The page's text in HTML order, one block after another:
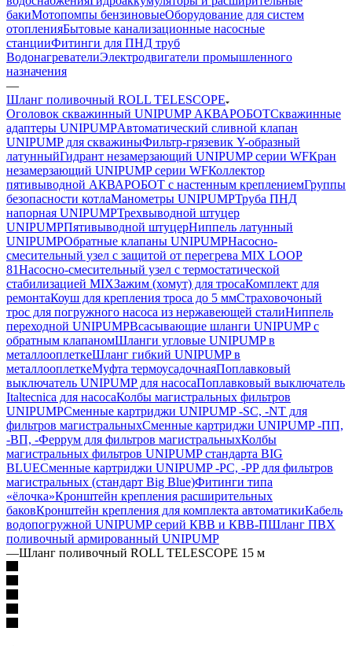
бакиМотопомпы бензиновыеОборудование для систем
отопленияБытовые канализационные насосные
станцииФитинги для ПНД труб
ВодонагревателиЭлектродвигатели промышленного
назначения
—
Шланг поливочный ROLL TELESCOPE
Оголовок скважинный UNIPUMP АКВАРОБОТСкважинные
адаптеры UNIPUMPАвтоматический сливной клапан
UNIPUMP для скважиныФильтр-грязевик Y-образный
латунныйГидрант незамерзающий UNIPUMP серии WFКран
незамерзающий UNIPUMP серии WFКоллектор
пятивыводной АКВАРОБОТ с настенным креплениемГруппы
безопасности котлаМанометры UNIPUMPТруба ПНД
напорная UNIPUMPТрехвыводной штуцер
UNIPUMPПятивыводной штуцерНиппель латунный
UNIPUMPОбратные клапаны UNIPUMPНасосно-
смесительный узел с защитой от перегрева MIX LOOP
81Насосно-смесительный узел с термостатической
стабилизацией MIXЗажим (хомут) для тросаКомплект для
ремонтаКоуш для крепления троса до 5 ммСтраховочоный
трос для погружного насоса из нержавеющей сталиНиппель
переходной UNIPUMPВсасывающие шланги UNIPUMP с
обратным клапаномШланги угловые UNIPUMP в
металлооплеткеШланг гибкий UNIPUMP в
металлооплеткеМуфта термоусадочнаяПоплавковый
выключатель UNIPUMP для насосаПоплавковый выключатель
Italtecnica для насосаКолбы магистральных фильтров
UNIPUMPСменные картриджи UNIPUMP -SC, -NT для
фильтров магистральныхСменные картриджи UNIPUMP -ПП,
-ВП, -Феррум для фильтров магистральныхКолбы
магистральных фильтров UNIPUMP стандарта BIG
BLUEСменные картриджи UNIPUMP -PC, -PP для фильтров
магистральных (стандарт Big Blue)Фитинги типа
«ёлочка»Кронштейн крепления расширительных
баковКронштейн крепления для комплекта автоматикиКабель
водопогружной UNIPUMP серий КВВ и КВВ-ПШланг ПВХ
поливочный армированный UNIPUMP
—Шланг поливочный ROLL TELESCOPE 15 м